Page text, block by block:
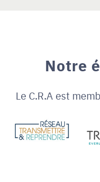
Notre
Le C.R.A est